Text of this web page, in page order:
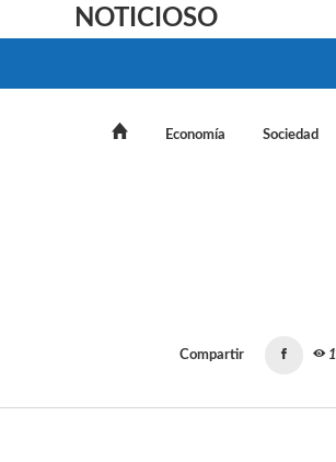
NOTICIOSO
Economía Sociedad
Compartir 1